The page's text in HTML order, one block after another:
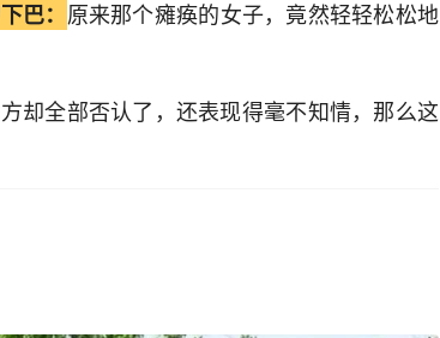
巴： 原来那个瘫痪的女子，竟然轻轻松松地
却全部否认了，还表现得毫不知情，那么这